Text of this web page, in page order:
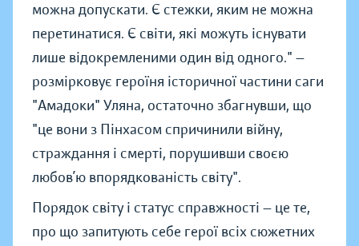
можна допускати. Є стежки, яким не можна
перетинатися. Є світи, які можуть існувати
лише відокремленими один від одного." —
розмірковує героїня історичної частини саги
"Амадоки" Уляна, остаточно збагнувши, що
"це вони з Пінхасом спричинили війну,
страждання і смерті, порушивши своєю
любов’ю впорядкованість світу".
Порядок світу і статус справжності — це те,
про що запитують себе герої всіх сюжетних